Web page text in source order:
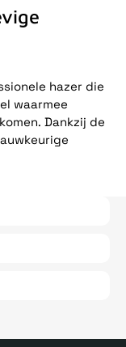
hazer die
waarmee
Dankzij de
Echte winkel +35